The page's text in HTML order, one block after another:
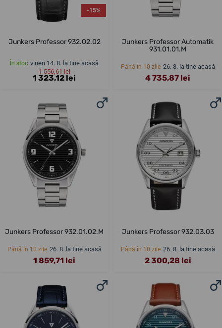
-15%
Junkers Professor 932.02.02
În stoc vineri 14. 8. la tine acasă
1 556,61 lei
1 323,12 lei
Junkers Professor Automatik
931.01.01.M
Până în 10 zile 26. 8. la tine acasă
4 735,87 lei
Junkers Professor 932.01.02.M
Până în 10 zile 26. 8. la tine acasă
1 859,71 lei
Junkers Professor 932.03.03
Până în 10 zile 26. 8. la tine acasă
2 300,28 lei